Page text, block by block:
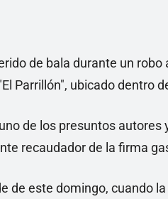
de bala durante un
Parrillón", ubicado dentro
de los presuntos
recaudador de la firma
de este domingo, cuando